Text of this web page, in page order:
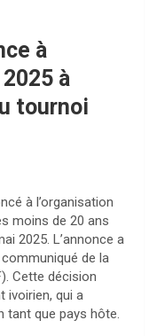
à
à
tournoi
à l’organisation
moins de 20 ans
2025. L’annonce a
de la
Cette décision
ivoirien, qui a
tant que pays hôte.